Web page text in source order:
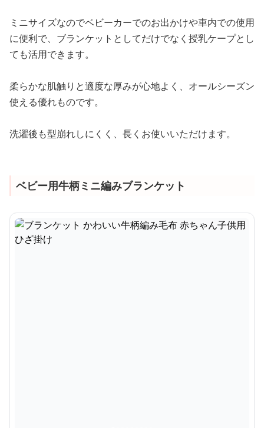
ミニサイズなのでベビーカーでのお出かけや車内での使用
に便利で、ブランケットとしてだけでなく授乳ケープとし
ても活用できます。
柔らかな肌触りと適度な厚みが心地よく、オールシーズン
使える優れものです。
洗濯後も型崩れしにくく、長くお使いいただけます。
ベビー用牛柄ミニ編みブランケット